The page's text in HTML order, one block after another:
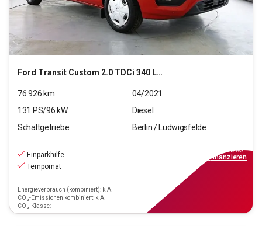
Ford Transit Custom 2.0 TDCi 340 L2 Trend (EURO 6d) PKW
76.926 km
04/2021
131 PS/96 kW
Diesel
Schaltgetriebe
Berlin / Ludwigsfelde
Einparkhilfe
Tempomat
Energieverbrauch (kombiniert): k.A.
CO₂-Emissionen kombiniert: k.A.
CO₂-Klasse:
inkl.MwSt.
finanzieren